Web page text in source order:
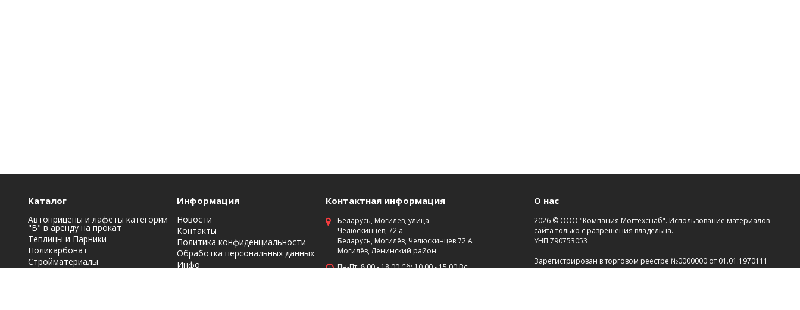
Каталог
Автоприцепы и лафеты категории
"B" в аренду на прокат
Теплицы и Парники
Поликарбонат
Стройматериалы
Информация
Новости
Контакты
Политика конфиденциальности
Обработка персональных данных
Инфо
Контактная информация
Беларусь, Могилёв, улица
Челюскинцев, 72 а
Беларусь, Могилёв, Челюскинцев 72 А
Могилёв, Ленинский район
Пн-Пт: 8 00 - 18 00 Сб: 10 00 - 15 00 Вс:
О нас
2026 © ООО "Компания Могтехснаб". Использование материалов
сайта только с разрешения владельца.
УНП 790753053
Зарегистрирован в торговом реестре №0000000 от 01.01.1970111